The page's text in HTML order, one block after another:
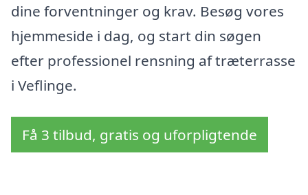
dine forventninger og krav. Besøg vores
hjemmeside i dag, og start din søgen
efter professionel rensning af træterrasse
i Veflinge.
Få 3 tilbud, gratis og uforpligtende